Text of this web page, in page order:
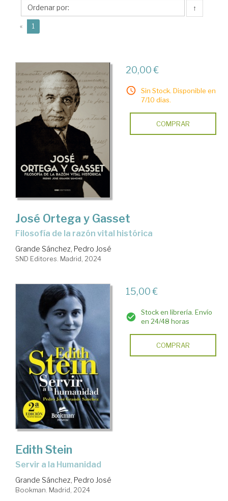
Pedro
José
↑
« 1
20,00 €
Sin Stock. Disponible en
7/10 días.
COMPRAR
José Ortega y Gasset
Filosofía de la razón vital histórica
Grande Sánchez, Pedro José
SND Editores. Madrid, 2024
15,00 €
Stock en librería. Envío
en 24/48 horas
COMPRAR
Edith Stein
Servir a la Humanidad
Grande Sánchez, Pedro José
Bookman. Madrid, 2024